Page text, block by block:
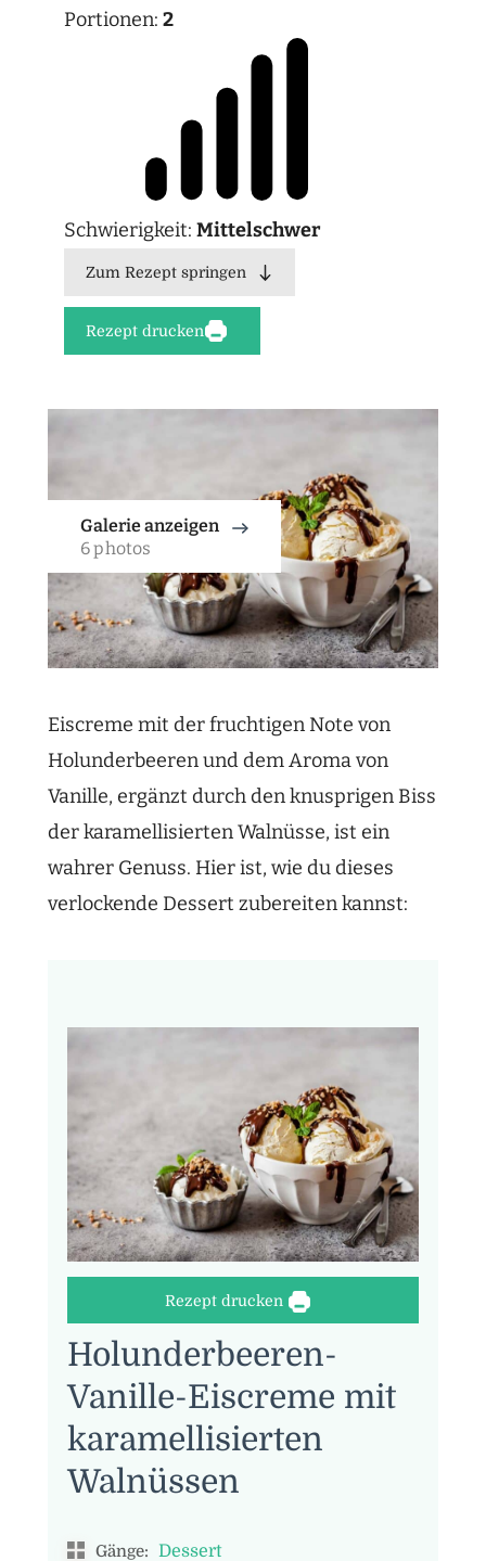
Portionen: 2
Schwierigkeit: Mittelschwer
Zum Rezept springen
Rezept drucken
Galerie anzeigen
6 photos
Eiscreme mit der fruchtigen Note von
Holunderbeeren und dem Aroma von
Vanille, ergänzt durch den knusprigen Biss
der karamellisierten Walnüsse, ist ein
wahrer Genuss. Hier ist, wie du dieses
verlockende Dessert zubereiten kannst:
Rezept drucken
Holunderbeeren-
Vanille-Eiscreme mit
karamellisierten
Walnüssen
Gänge: Dessert